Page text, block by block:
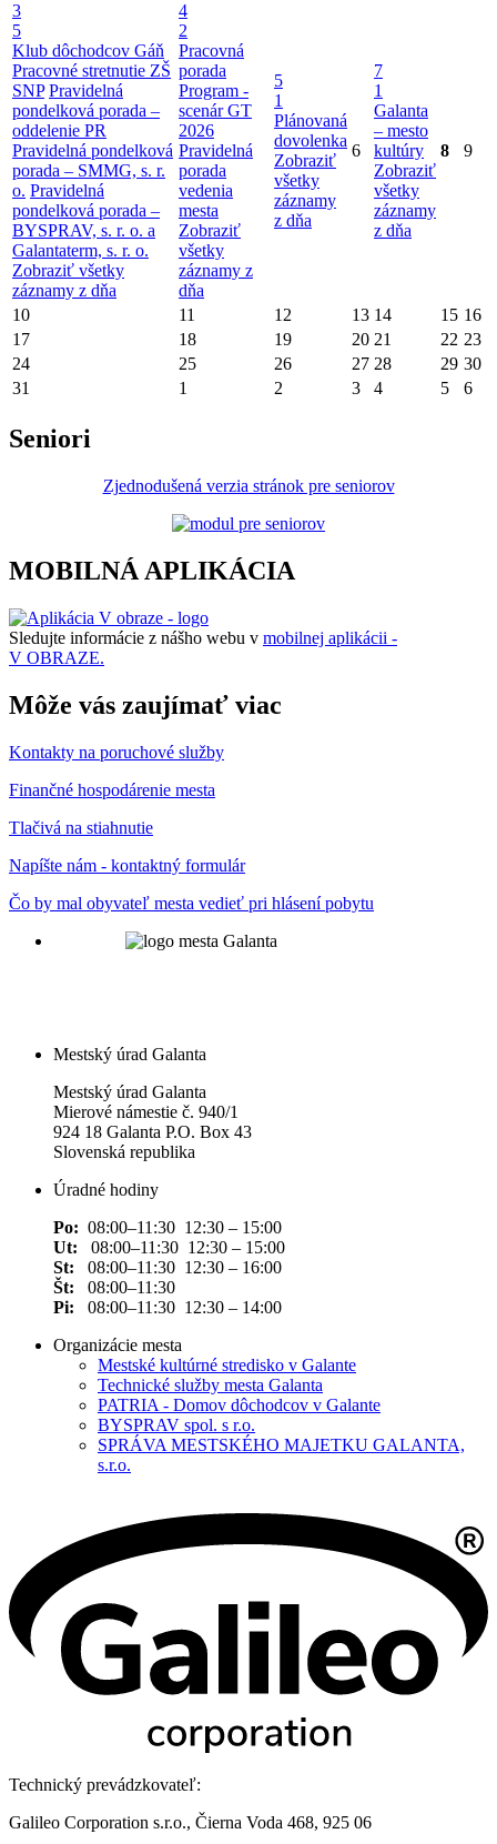
3
5
Klub dôchodcov Gáň
Pracovné stretnutie ZŠ
SNP Pravidelná
pondelková porada –
oddelenie PR
Pravidelná pondelková
porada – SMMG, s. r.
o. Pravidelná
pondelková porada –
BYSPRAV, s. r. o. a
Galantaterm, s. r. o.
Zobraziť všetky
záznamy z dňa
4
2
Pracovná
porada
Program -
scenár GT
2026
Pravidelná
porada
vedenia
mesta
Zobraziť
všetky
záznamy z
dňa
5
1
Plánovaná
dovolenka
Zobraziť
všetky
záznamy
z dňa
6
7
1
Galanta
– mesto
kultúry
Zobraziť
všetky
záznamy
z dňa
8 9
10 11 12 13 14 15 16
17
18 19 20 21 22 23
24
25 26 27 28 29 30
31
1 2 3 4 5 6
Seniori
Zjednodušená verzia stránok pre seniorov
MOBILNÁ APLIKÁCIA
Sledujte informácie z nášho webu v mobilnej aplikácii -
V OBRAZE.
Môže vás zaujímať viac
Kontakty na poruchové služby
Finančné hospodárenie mesta
Tlačivá na stiahnutie
Napíšte nám - kontaktný formulár
Čo by mal obyvateľ mesta vedieť pri hlásení pobytu
Mestský úrad Galanta
Mestský úrad Galanta
Mierové námestie č. 940/1
924 18 Galanta P.O. Box 43
Slovenská republika
Úradné hodiny
Po: 08:00–11:30 12:30 – 15:00
Ut: 08:00–11:30 12:30 – 15:00
St: 08:00–11:30 12:30 – 16:00
Št: 08:00–11:30
Pi: 08:00–11:30 12:30 – 14:00
Organizácie mesta
Mestské kultúrné stredisko v Galante
Technické služby mesta Galanta
PATRIA - Domov dôchodcov v Galante
BYSPRAV spol. s r.o.
SPRÁVA MESTSKÉHO MAJETKU GALANTA,
s.r.o.
Technický prevádzkovateľ:
Galileo Corporation s.r.o., Čierna Voda 468, 925 06